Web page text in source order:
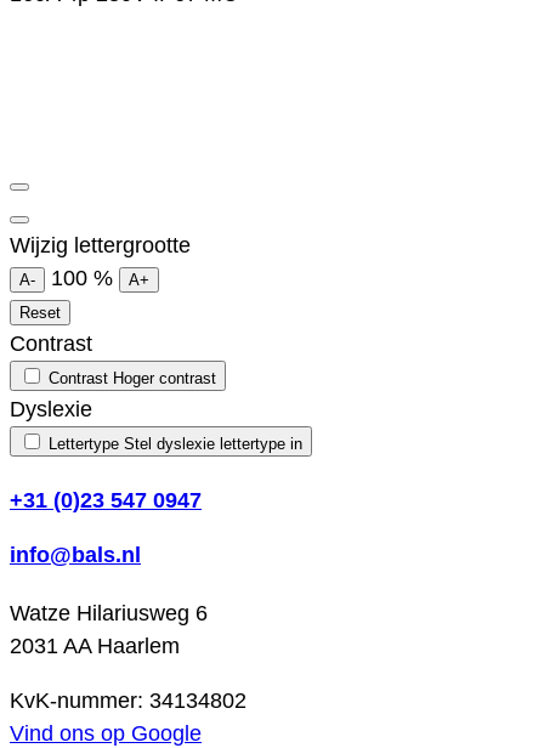
Wijzig lettergrootte
A- 100 %
A+
Reset
Contrast
Contrast Hoger contrast
Dyslexie
Lettertype Stel dyslexie lettertype in
+31 (0)23 547 0947
info@bals.nl
Watze Hilariusweg 6
2031 AA Haarlem
KvK-nummer: 34134802
Vind ons op Google